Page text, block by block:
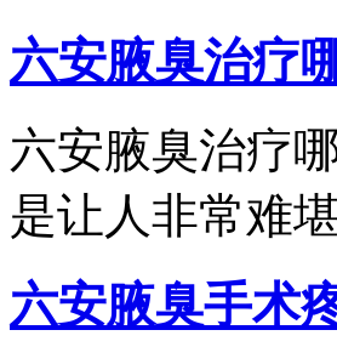
六安腋臭治疗
六安腋臭治疗
是让人非常难
六安腋臭手术